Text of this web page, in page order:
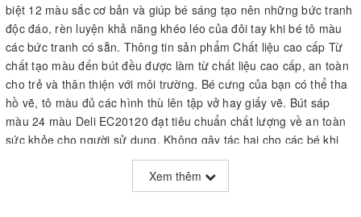
biệt 12 màu sắc cơ bản và giúp bé sáng tạo nên những bức tranh
độc đáo, rèn luyện khả năng khéo léo của đôi tay khi bé tô màu
các bức tranh có sẵn. Thông tin sản phẩm Chất liệu cao cấp Từ
chất tạo màu đến bút đều được làm từ chất liệu cao cấp, an toàn
cho trẻ và thân thiện với môi trường. Bé cưng của bạn có thể tha
hồ vẽ, tô màu đủ các hình thù lên tập vở hay giấy vẽ. Bút sáp
màu 24 màu Deli EC20120 đạt tiêu chuẩn chất lượng về an toàn
sức khỏe cho người sử dụng. Không gây tác hại cho các bé khi
ngậm hoặc nuốt phải. Bao bì, họa tiết độc đáo, dễ thương Sản
phẩm được thiết kế với những họa tiết độc đáo, dễ thương trên
từng thân cây sáp điều đó khiến bé thích thú, hứng khởi khi tập
Xem thêm